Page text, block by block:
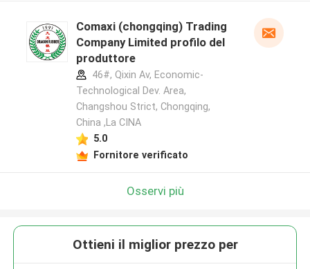
Comaxi (chongqing) Trading
Company Limited profilo del
produttore
46#, Qixin Av, Economic-
Technological Dev. Area,
Changshou Strict, Chongqing,
China ,La CINA
5.0
Fornitore verificato
Osservi più
Ottieni il miglior prezzo per